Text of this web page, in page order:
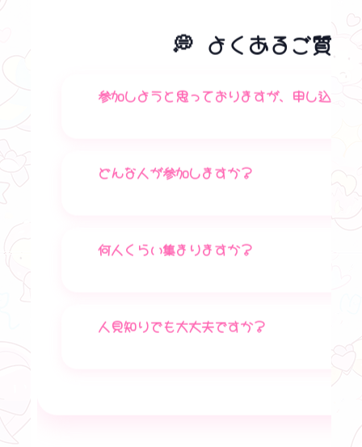
💭 よくあるご質
参加しようと思っておりますが、申し込み
どんな人が参加しますか？
何人くらい集まりますか？
人見知りでも大丈夫ですか？